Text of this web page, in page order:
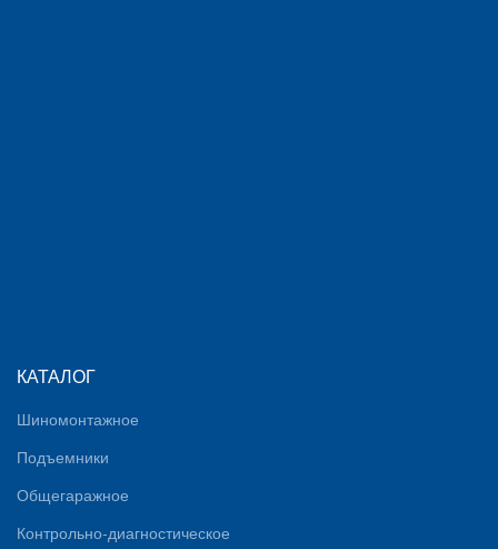
КАТАЛОГ
Шиномонтажное
Подъемники
Общегаражное
Контрольно-диагностическое